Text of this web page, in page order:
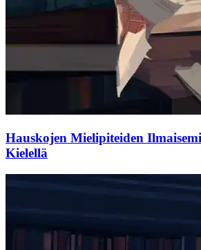
Hauskojen Mielipiteiden
Kielellä